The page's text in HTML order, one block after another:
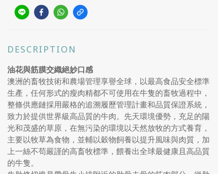
DESCRIPTION
油花與筋膜交織絕妙口感
澳洲的畜牧技術和農場管理享譽全球，以最高食品安全標準
生產，任何形式的瘦肉精都不可使用在牛隻的畜牧過程中，
整條供應鏈採用嚴格的追溯履歷管理計畫和品質保證系統，
致力於提供世界級高品質的牛肉。先天環境優勢，充足的陽
光和茂盛的草原，在無污染的環境以天然放牧的方式養育，
主要以牧草為食物，並輔以穀物飼養以提升風味與肉質，加
上一絲不苟嚴謹的高畜牧標準，餵養出全球最健康且高品質
的牛隻。